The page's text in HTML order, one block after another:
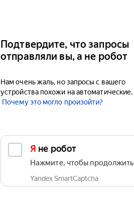
Подтвердите, что запросы
отправляли вы, а не робот
Нам очень жаль, но запросы с вашего
устройства похожи на автоматические.
Почему это могло произойти?
Я не робот
Нажмите, чтобы продолжить
Yandex SmartCaptcha